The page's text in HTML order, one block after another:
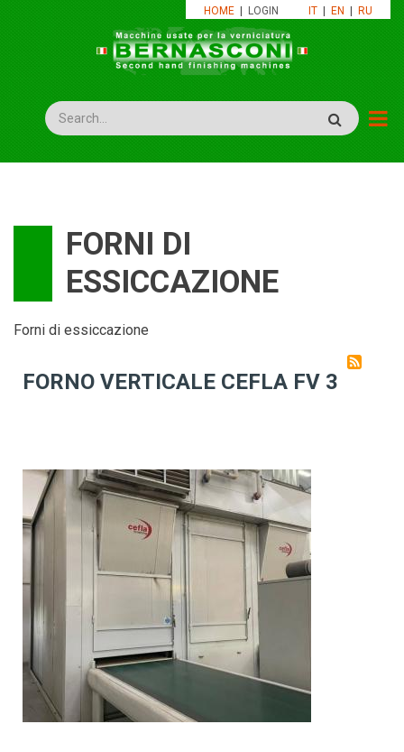
HOME LOGIN IT EN RU
Rechercher
FORNI DI
ESSICCAZIONE
Forni di essiccazione
FORNO VERTICALE CEFLA FV 3